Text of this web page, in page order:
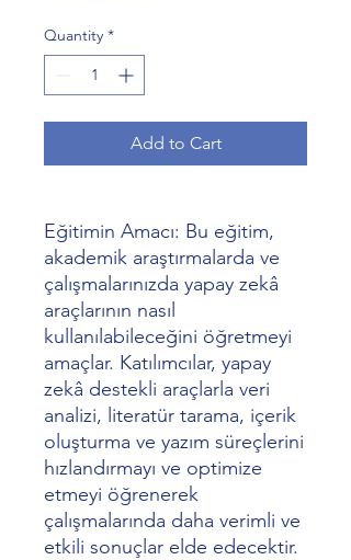
Quantity *
Add to Cart
Eğitimin Amacı: Bu eğitim,
akademik araştırmalarda ve
çalışmalarınızda yapay zekâ
araçlarının nasıl
kullanılabileceğini öğretmeyi
amaçlar. Katılımcılar, yapay
zekâ destekli araçlarla veri
analizi, literatür tarama, içerik
oluşturma ve yazım süreçlerini
hızlandırmayı ve optimize
etmeyi öğrenerek
çalışmalarında daha verimli ve
etkili sonuçlar elde edecektir.